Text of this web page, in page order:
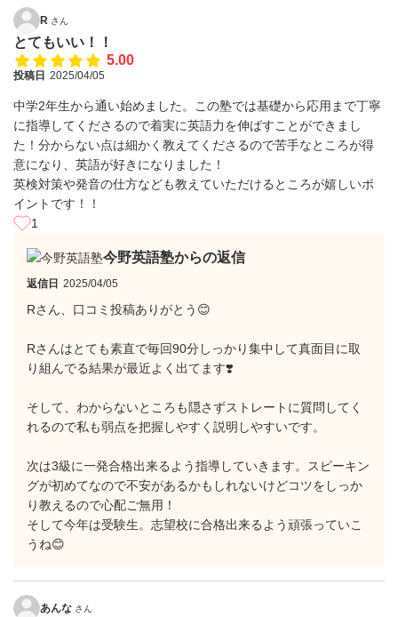
R さん
とてもいい！！
5.00
投稿日 2025/04/05
中学2年生から通い始めました。この塾では基礎から応用まで丁寧
に指導してくださるので着実に英語力を伸ばすことができまし
た！分からない点は細かく教えてくださるので苦手なところが得
意になり、英語が好きになりました！
英検対策や発音の仕方なども教えていただけるところが嬉しいポ
イントです！！
1
今野英語塾からの返信
返信日 2025/04/05
Rさん、口コミ投稿ありがとう😊
Rさんはとても素直で毎回90分しっかり集中して真面目に取
り組んでる結果が最近よく出てます❣️
そして、わからないところも隠さずストレートに質問してく
れるので私も弱点を把握しやすく説明しやすいです。
次は3級に一発合格出来るよう指導していきます。スピーキン
グが初めてなので不安があるかもしれないけどコツをしっか
り教えるので心配ご無用！
そして今年は受験生。志望校に合格出来るよう頑張っていこ
うね😊
あんな さん